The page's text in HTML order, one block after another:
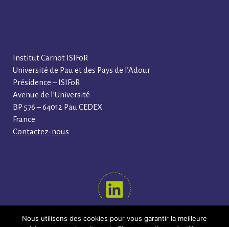
Institut Carnot ISIFoR
Université de Pau et des Pays de l’Adour
Présidence – ISIFoR
Avenue de l’Université
BP 576 – 64012 Pau CEDEX
France
Contactez-nous
Nous utilisons des cookies pour vous garantir la meilleure